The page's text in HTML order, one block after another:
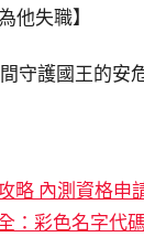
他失職】
守護國王的安危
略 內測資格申
：彩色名字代